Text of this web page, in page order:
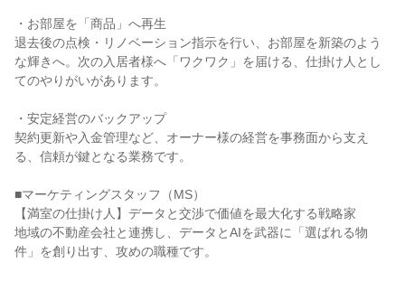
・お部屋を「商品」へ再生
退去後の点検・リノベーション指示を行い、お部屋を新築のよう
な輝きへ。次の入居者様へ「ワクワク」を届ける、仕掛け人とし
てのやりがいがあります。
・安定経営のバックアップ
契約更新や入金管理など、オーナー様の経営を事務面から支え
る、信頼が鍵となる業務です。
■マーケティングスタッフ（MS）
【満室の仕掛け人】データと交渉で価値を最大化する戦略家
地域の不動産会社と連携し、データとAIを武器に「選ばれる物
件」を創り出す、攻めの職種です。